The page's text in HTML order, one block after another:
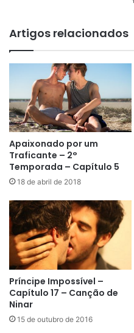
Artigos relacionados
Apaixonado por um
Traficante – 2°
Temporada – Capítulo 5
18 de abril de 2018
Príncipe Impossível –
Capítulo 17 – Canção de
Ninar
15 de outubro de 2016